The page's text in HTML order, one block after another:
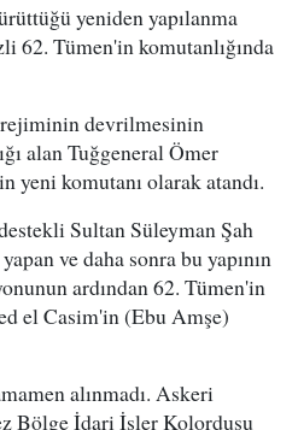
yeniden yapılanma
62. Tümen'in komutanlığında
devrilmesinin
alan Tuğgeneral Ömer
komutanı olarak atandı.
Sultan Süleyman Şah
ve daha sonra bu yapının
ardından 62. Tümen'in
el Casim'in (Ebu Amşe)
alınmadı. Askeri
Bölge İdari İşler Kolordusu